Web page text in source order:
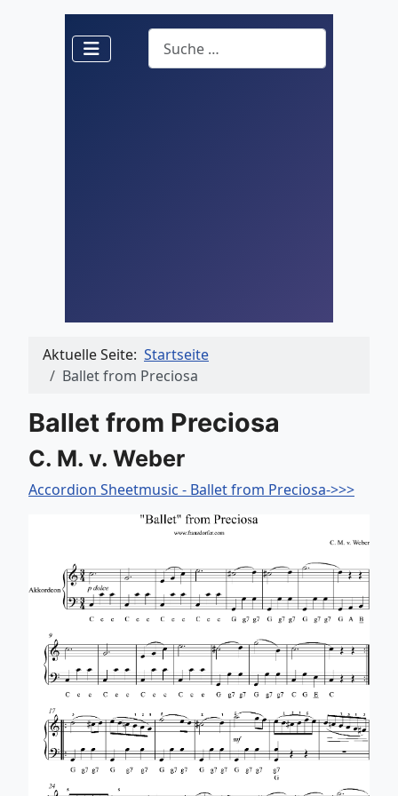
Suchen
Aktuelle Seite: Startseite
Ballet from Preciosa
Ballet from Preciosa
C. M. v. Weber
Accordion Sheetmusic - Ballet from Preciosa->>>